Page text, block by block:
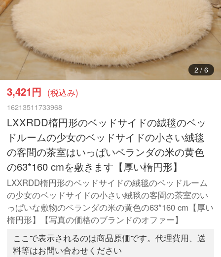
3/ 6
3,421円 (税込み)
16213511733968
LXXRDD楕円形のベッドサイドの絨毯のベッ
ドルームの少女のベッドサイドの小さい絨毯
の客間の茶室はいっぱいベランダの米の黄色
の63*160 cmを敷きます【厚い楕円形】
LXXRDD楕円形のベッドサイドの絨毯のベッドルーム
の少女のベッドサイドの小さい絨毯の客間の茶室のい
っぱいな敷物のベランダの米の黄色の63*160 cm【厚い
楕円形】【写真の価格のブランドのオファー】
ここで表示されるのは商品原価です。代理費用、送
料等はお問い合わせください